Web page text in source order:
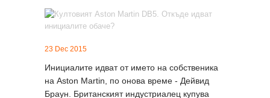
23 Dec 2015
Инициалите идват от името на собственика
на Aston Martin, по онова време - Дейвид
Браун. Британският индустриалец купува